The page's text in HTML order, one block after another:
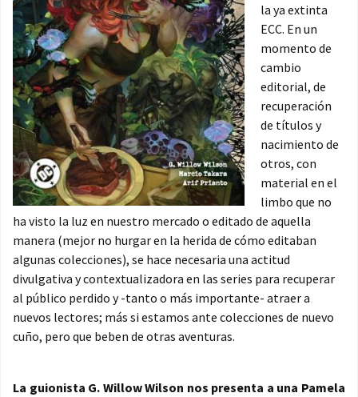
la ya extinta
ECC. En un
momento de
cambio
editorial, de
recuperación
de títulos y
nacimiento de
otros, con
material en el
limbo que no
ha visto la luz en nuestro mercado o editado de aquella
manera (mejor no hurgar en la herida de cómo editaban
algunas colecciones), se hace necesaria una actitud
divulgativa y contextualizadora en las series para recuperar
al público perdido y -tanto o más importante- atraer a
nuevos lectores; más si estamos ante colecciones de nuevo
cuño, pero que beben de otras aventuras.
La guionista G. Willow Wilson nos presenta a una Pamela